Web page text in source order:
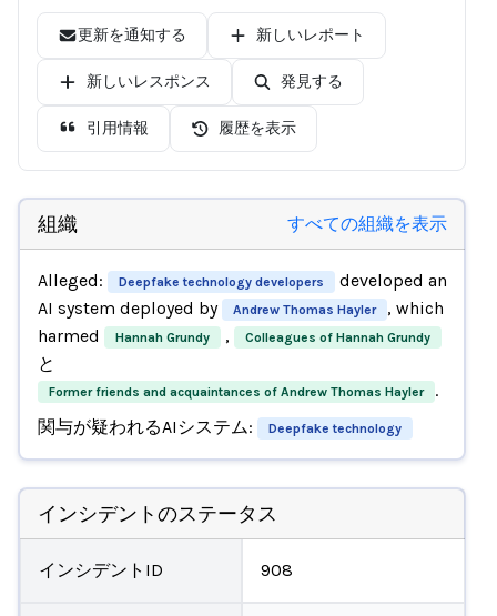
更新を通知する 新しいレポート
新しいレスポンス 発見する
引用情報 履歴を表示
組織 すべての組織を表示
Alleged: Deepfake technology developers
developed an
AI system deployed by
Andrew Thomas Hayler
, which
harmed
Hannah Grundy , Colleagues of Hannah Grundy
と
Former friends and acquaintances of Andrew Thomas Hayler
.
関与が疑われるAIシステム:
Deepfake technology
インシデントのステータス
インシデントID 908